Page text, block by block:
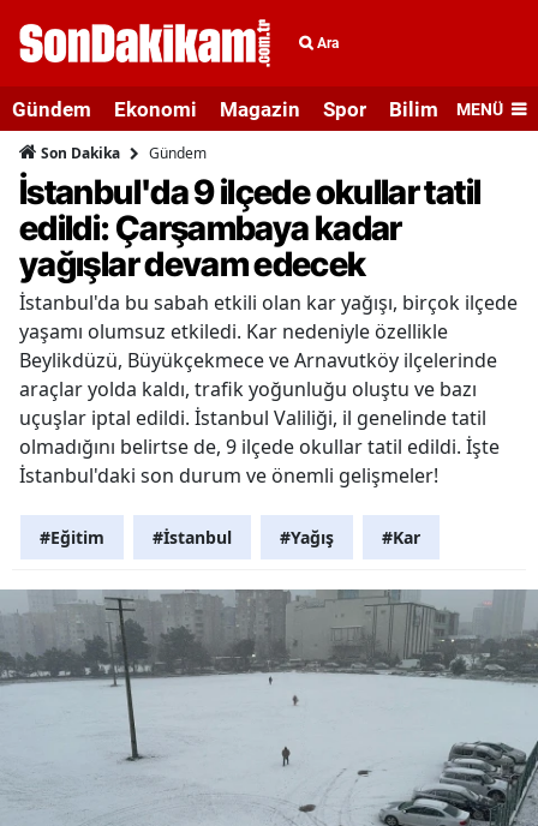
Ara
Gündem Ekonomi Magazin Spor Bilim veMENÜ
Son Dakika Gündem
İstanbul'da 9 ilçede okullar tatil
edildi: Çarşambaya kadar
yağışlar devam edecek
İstanbul'da bu sabah etkili olan kar yağışı, birçok ilçede
yaşamı olumsuz etkiledi. Kar nedeniyle özellikle
Beylikdüzü, Büyükçekmece ve Arnavutköy ilçelerinde
araçlar yolda kaldı, trafik yoğunluğu oluştu ve bazı
uçuşlar iptal edildi. İstanbul Valiliği, il genelinde tatil
olmadığını belirtse de, 9 ilçede okullar tatil edildi. İşte
İstanbul'daki son durum ve önemli gelişmeler!
#Eğitim #İstanbul #Yağış #Kar